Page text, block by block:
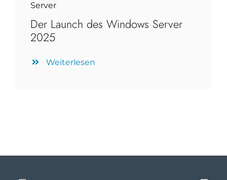
Server
Der Launch des Windows Server
2025
Weiterlesen